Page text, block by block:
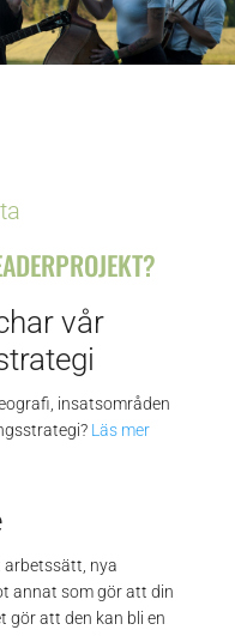
vår
insatsområden
Läs mer
arbetssätt, nya
annat som gör att din
gör att den kan bli en